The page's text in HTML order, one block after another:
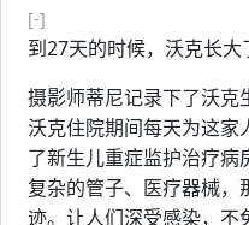
[-]
到27天的时候，沃克长
摄影师蒂尼记录下了沃克
沃克住院期间每天为这家
了新生儿重症监护治疗
复杂的管子、医疗器械
迹。让人们深受感染，不